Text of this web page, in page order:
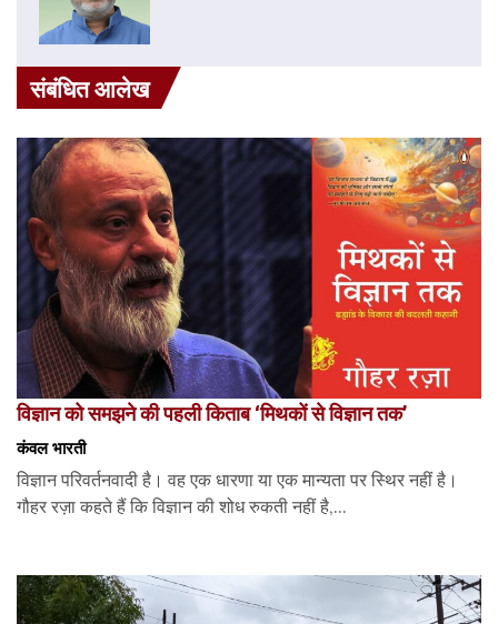
संबंधित आलेख
विज्ञान को समझने की पहली किताब ‘मिथकों से विज्ञान तक’
कंवल भारती
विज्ञान परिवर्तनवादी है। वह एक धारणा या एक मान्यता पर स्थिर नहीं है।
गौहर रज़ा कहते हैं कि विज्ञान की शोध रुकती नहीं है,...